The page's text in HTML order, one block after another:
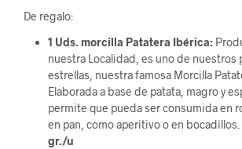
De regalo:
1 Uds. morcilla Patatera Ibérica:
nuestra Localidad, es uno de nuestros
estrellas, nuestra famosa Morcilla
Elaborada a base de patata, magro y
permite que pueda ser consumida en
en pan, como aperitivo o en bocadillos.
gr./u